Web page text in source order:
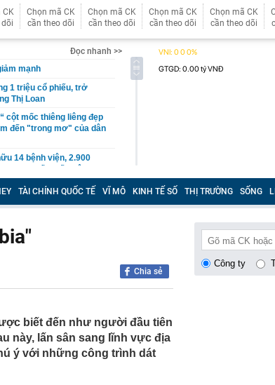
CK
Chọn mã CK
cần theo dõi
Chọn mã CK
cần theo dõi
Chọn mã CK
cần theo dõi
Chọn mã CK
cần theo dõi
Đọc nhanh >>
mạnh
1 triệu cổ phiếu, trở
Thị Loan
cột mốc thiêng liêng đẹp
đến "trong mơ" của dân
14 bệnh viện, 2.900
tháng 8
thể chạm mốc 1.885 điểm
lớn hơn cả Vinhomes,
1.000 đồng tiền vàng và
trị hơn 18 tỷ đồng
thuận lợi
TÀI CHÍNH QUỐC TẾ VĨ MÔ KINH TẾ SỐ THỊ TRƯỜNG SỐNG
Chia sẻ
biết đến như người đầu tiên
này, lấn sân sang lĩnh vực địa
ý với những công trình dát
Công ty